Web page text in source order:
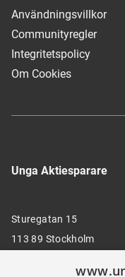
Unga Aktiesparare
Sturegatan 15
113 89 Stockholm
Användningsvillkor
Communityregler
Integritetspolicy
Om Cookies